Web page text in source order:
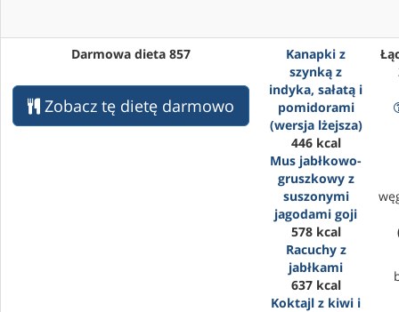
Darmowa dieta 857
Zobacz tę dietę darmowo
Kanapki z
szynką z
indyka, sałatą i
pomidorami
(wersja lżejsza)
446 kcal
Mus jabłkowo-
gruszkowy z
suszonymi
jagodami goji
578 kcal
Racuchy z
jabłkami
637 kcal
Koktajl z kiwi i